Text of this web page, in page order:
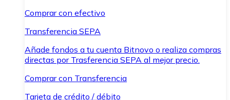
Comprar con efectivo
Transferencia SEPA
Añade fondos a tu cuenta Bitnovo o realiza compras
directas por Trasferencia SEPA al mejor precio.
Comprar con Transferencia
Tarjeta de crédito / débito